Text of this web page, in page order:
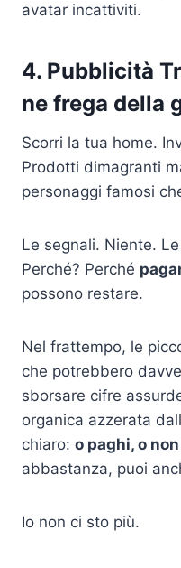
avatar incattiviti.
4. Pubblicità
ne frega della
Scorri la tua home.
Prodotti dimagranti
personaggi famosi
Le segnali. Niente.
Perché? Perché
possono restare.
Nel frattempo, le
che potrebbero
sborsare cifre
organica azzerata
chiaro: o paghi, o
abbastanza, puoi
Io non ci sto più.